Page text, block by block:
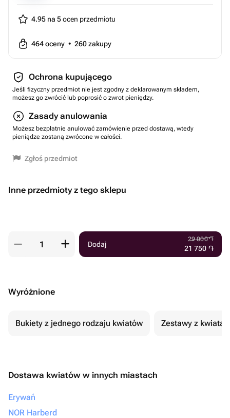
4.95 na 5ocen przedmiotu
464oceny • 260zakupy
Ochrona kupującego
Jeśli fizyczny przedmiot nie jest zgodny z deklarowanym składem,
możesz go zwrócić lub poprosić o zwrot pieniędzy.
Zasady anulowania
Możesz bezpłatnie anulować zamówienie przed dostawą, wtedy
pieniądze zostaną zwrócone w całości.
Zgłoś przedmiot
Inne przedmioty z tego sklepu
Dodaj
29 000֏
21 750 ֏
Wyróżnione
Bukiety z jednego rodzaju kwiatów Zestawy z
Dostawa kwiatów w innych miastach
Erywań
NOR Harberd